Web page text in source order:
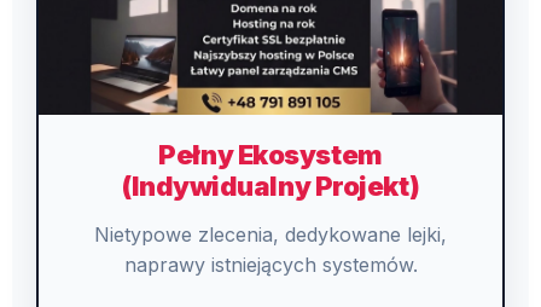
Pełny Ekosystem
(Indywidualny Projekt)
Nietypowe zlecenia, dedykowane lejki,
naprawy istniejących systemów.